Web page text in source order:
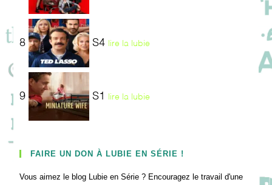
8 S4 lire la lubie
9 S1 lire la lubie
FAIRE UN DON À LUBIE EN SÉRIE !
Vous aimez le blog Lubie en Série ? Encouragez le travail d'une